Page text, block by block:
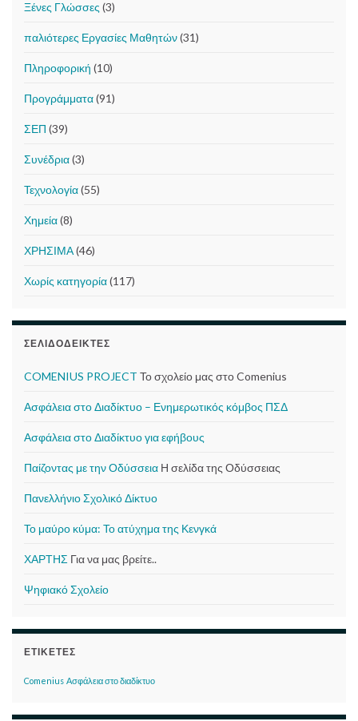
Ξένες Γλώσσες (3)
παλιότερες Εργασίες Μαθητών(31)
Πληροφορική (10)
Προγράμματα(91)
ΣΕΠ (39)
Συνέδρια(3)
Τεχνολογία(55)
Χημεία(8)
ΧΡΗΣΙΜΑ(46)
Χωρίς κατηγορία(117)
ΣΕΛΙΔΟΔΕΊΚΤΕΣ
COMENIUS PROJECT Το σχολείο μας στο Comenius
Ασφάλεια στο Διαδίκτυο – Ενημερωτικός κόμβος ΠΣΔ
Ασφάλεια στο Διαδίκτυο για εφήβους
Παίζοντας με την Οδύσσεια Η σελίδα της Οδύσσειας
Πανελλήνιο Σχολικό Δίκτυο
Το μαύρο κύμα: Το ατύχημα της Κενγκά
ΧΑΡΤΗΣ Για να μας βρείτε..
Ψηφιακό Σχολείο
ΕΤΙΚΈΤΕΣ
Comenius Ασφάλεια στο διαδίκτυο